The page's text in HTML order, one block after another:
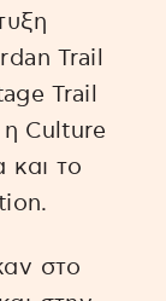
Trail
Trail
Culture
και το
στο